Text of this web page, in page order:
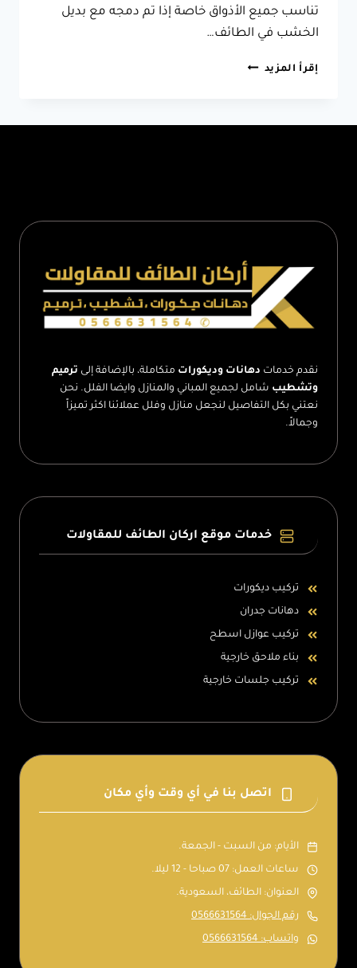
تناسب جميع الأذواق خاصة إذا تم دمجه مع بديل
الخشب في الطائف…
إقرأ المزيد معلم
ديكورات
بديل
الرخام
في
نقدم خدمات دهانات وديكورات متكاملة، بالإضافة إلى ترميم
وتشطيب شامل لجميع المباني والمنازل وايضا الفلل. نحن
نعتني بكل التفاصيل لنجعل منازل وفلل عملائنا اكثر تميزاً
وجمالاً.
خدمات موقع اركان الطائف للمقاولات
تركيب ديكورات
دهانات جدران
تركيب عوازل اسطح
بناء ملاحق خارجية
تركيب جلسات خارجية
اتصل بنا في أي وقت وأي مكان
الأيام: من السبت - الجمعة.
ساعات العمل: 07 صباحا - 12 ليلا.
العنوان: الطائف، السعودية.
رقم الجوال: 0566631564
واتساب: 0566631564